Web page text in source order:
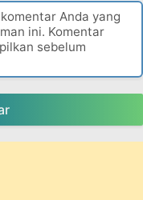
Anda yang
ini. Komentar
sebelum